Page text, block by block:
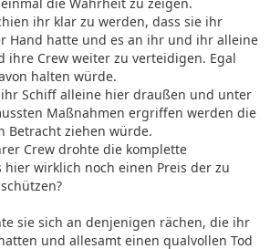
ihr klar zu werden, dass sie ihr
Hand hatte und es an ihr und ihr alleine
ihre Crew weiter zu verteidigen. Egal
halten würde.
ihr Schiff alleine hier draußen und unter
Maßnahmen ergriffen werden die
Betracht ziehen würde.
Crew drohte die komplette
hier wirklich noch einen Preis der zu
sie sich an denjenigen rächen, die ihr
und allesamt einen qualvollen Tod